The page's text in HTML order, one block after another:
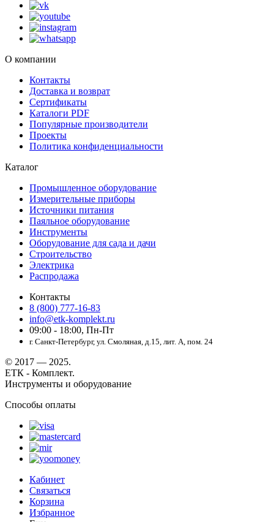
О компании
Контакты
Доставка и возврат
Сертификаты
Каталоги PDF
Популярные производители
Проекты
Политика конфиденциальности
Каталог
Промышленное оборудование
Измерительные приборы
Источники питания
Паяльное оборудование
Инструменты
Оборудование для сада и дачи
Строительство
Электрика
Распродажа
Контакты
8 (800) 777-16-83
info@etk-komplekt.ru
09:00 - 18:00, Пн-Пт
г. Санкт-Петербург, ул. Смоляная, д.15, лит. А, пом. 24
© 2017 — 2025.
ЕТК - Комплект.
Инструменты и оборудование
Способы оплаты
Кабинет
Связаться
Корзина
Избранное